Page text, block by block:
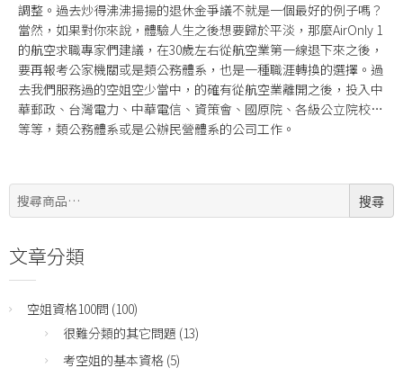
調整。過去炒得沸沸揚揚的退休金爭議不就是一個最好的例子嗎？
當然，如果對你來說，體驗人生之後想要歸於平淡，那麼AirOnly 1
的航空求職專家們建議，在30歲左右從航空業第一線退下來之後，
要再報考公家機關或是類公務體系，也是一種職涯轉換的選擇。過
去我們服務過的空姐空少當中，的確有從航空業離開之後，投入中
華郵政、台灣電力、中華電信、資策會、國原院、各級公立院校…
等等，類公務體系或是公辦民營體系的公司工作。
搜
尋:
搜尋
文章分類
空姐資格100問 (100)
很難分類的其它問題 (13)
考空姐的基本資格 (5)